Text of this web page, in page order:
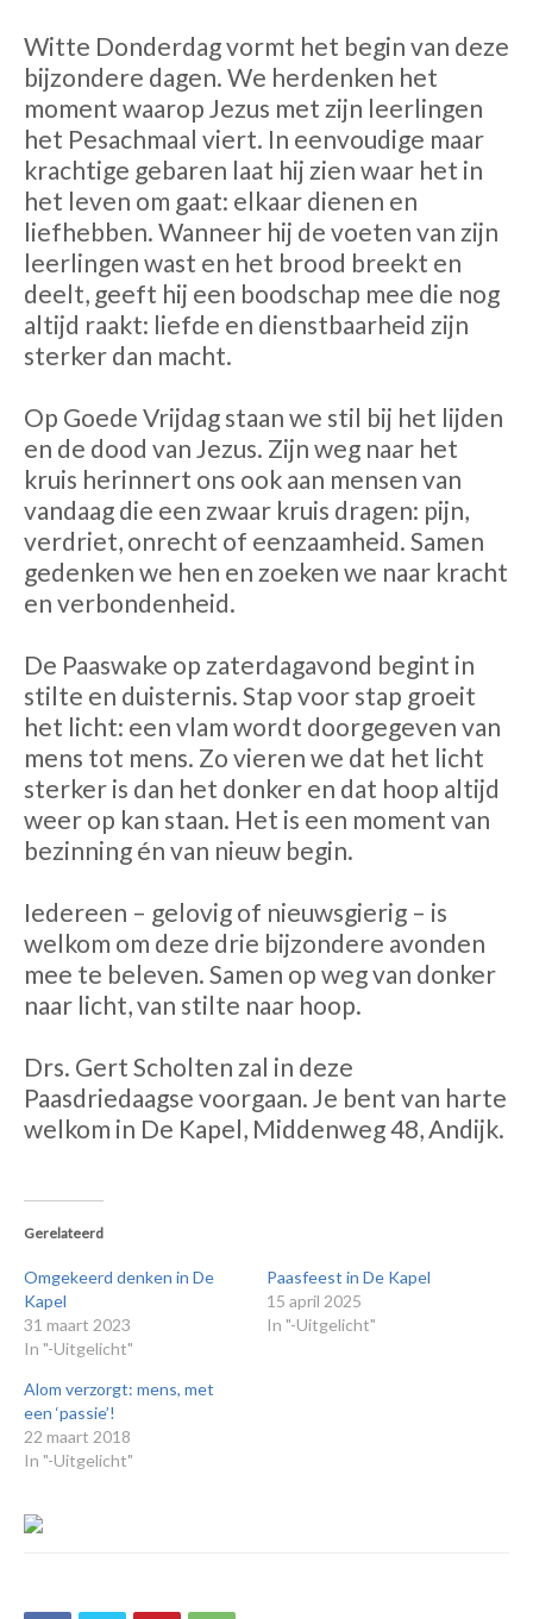
Witte Donderdag vormt het begin van deze
bijzondere dagen. We herdenken het
moment waarop Jezus met zijn leerlingen
het Pesachmaal viert. In eenvoudige maar
krachtige gebaren laat hij zien waar het in
het leven om gaat: elkaar dienen en
liefhebben. Wanneer hij de voeten van zijn
leerlingen wast en het brood breekt en
deelt, geeft hij een boodschap mee die nog
altijd raakt: liefde en dienstbaarheid zijn
sterker dan macht.
Op Goede Vrijdag staan we stil bij het lijden
en de dood van Jezus. Zijn weg naar het
kruis herinnert ons ook aan mensen van
vandaag die een zwaar kruis dragen: pijn,
verdriet, onrecht of eenzaamheid. Samen
gedenken we hen en zoeken we naar kracht
en verbondenheid.
De Paaswake op zaterdagavond begint in
stilte en duisternis. Stap voor stap groeit
het licht: een vlam wordt doorgegeven van
mens tot mens. Zo vieren we dat het licht
sterker is dan het donker en dat hoop altijd
weer op kan staan. Het is een moment van
bezinning én van nieuw begin.
Iedereen – gelovig of nieuwsgierig – is
welkom om deze drie bijzondere avonden
mee te beleven. Samen op weg van donker
naar licht, van stilte naar hoop.
Drs. Gert Scholten zal in deze
Paasdriedaagse voorgaan. Je bent van harte
welkom in De Kapel, Middenweg 48, Andijk.
Gerelateerd
Omgekeerd denken in De
Kapel
31 maart 2023
In "-Uitgelicht"
Paasfeest in De Kapel
15 april 2025
In "-Uitgelicht"
Alom verzorgt: mens, met
een ‘passie’!
22 maart 2018
In "-Uitgelicht"